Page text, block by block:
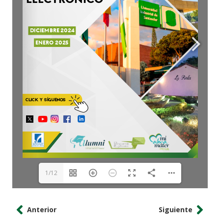
1/12
Anterior Siguiente